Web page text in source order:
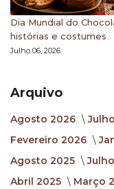
Dia Mundial do
histórias e costumes
Julho 06, 2026
Arquivo
Agosto 2026
Fevereiro 2026
Agosto 2025
Abril 2025
Março